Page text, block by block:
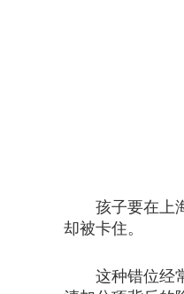
孩子要在上海
却被卡住。
这种错位经